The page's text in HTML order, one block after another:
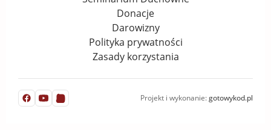
Donacje
Darowizny
Polityka prywatności
Zasady korzystania
Projekt i wykonanie:gotowykod.pl